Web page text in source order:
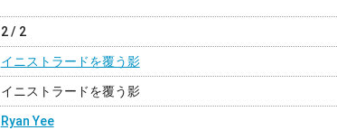
2 / 2
イニストラードを覆う影
イニストラードを覆う影
Ryan Yee